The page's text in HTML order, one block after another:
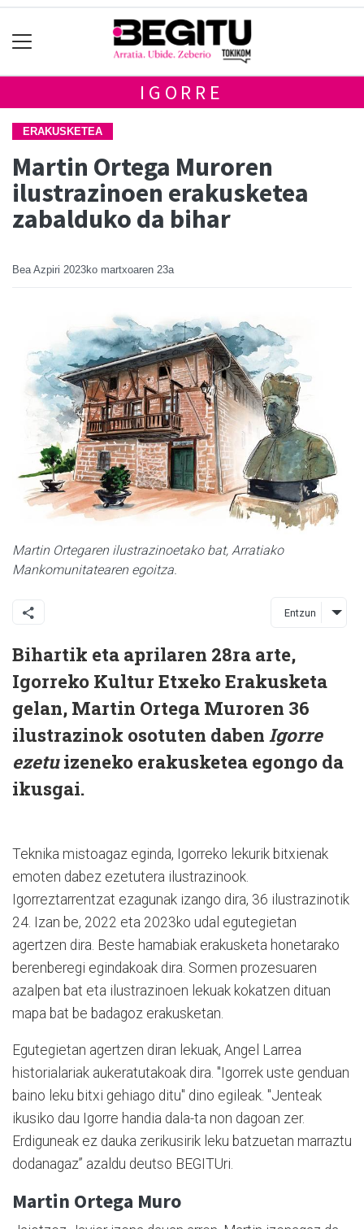
IGORRE
ERAKUSKETEA
Martin Ortega Muroren
ilustrazinoen erakusketea
zabalduko da bihar
Bea Azpiri 2023ko martxoaren 23a
Martin Ortegaren ilustrazinoetako bat, Arratiako
Mankomunitatearen egoitza.
Entzun
Bihartik eta aprilaren 28ra arte,
Igorreko Kultur Etxeko Erakusketa
gelan, Martin Ortega Muroren 36
ilustrazinok osotuten daben Igorre
ezetuizeneko erakusketea egongo da
ikusgai.
Teknika mistoagaz eginda, Igorreko lekurik bitxienak
emoten dabez ezetutera ilustrazinook.
Igorreztarrentzat ezagunak izango dira, 36 ilustrazinotik
24. Izan be, 2022 eta 2023ko udal egutegietan
agertzen dira. Beste hamabiak erakusketa honetarako
berenberegi egindakoak dira. Sormen prozesuaren
azalpen bat eta ilustrazinoen lekuak kokatzen dituan
mapa bat be badagoz erakusketan.
Egutegietan agertzen diran lekuak, Angel Larrea
historialariak aukeratutakoak dira. "Igorrek uste genduan
baino leku bitxi gehiago ditu" dino egileak. "Jenteak
ikusiko dau Igorre handia dala-ta non dagoan zer.
Erdiguneak ez dauka zerikusirik leku batzuetan marraztu
dodanagaz” azaldu deutso BEGITUri.
Martin Ortega Muro